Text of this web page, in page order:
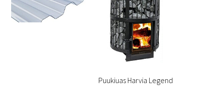
Puukiuas Harvia Legend